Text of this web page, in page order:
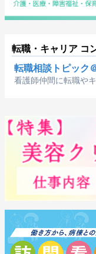
転職・キャリア コ
転職相談トピック
看護師仲間に転職や